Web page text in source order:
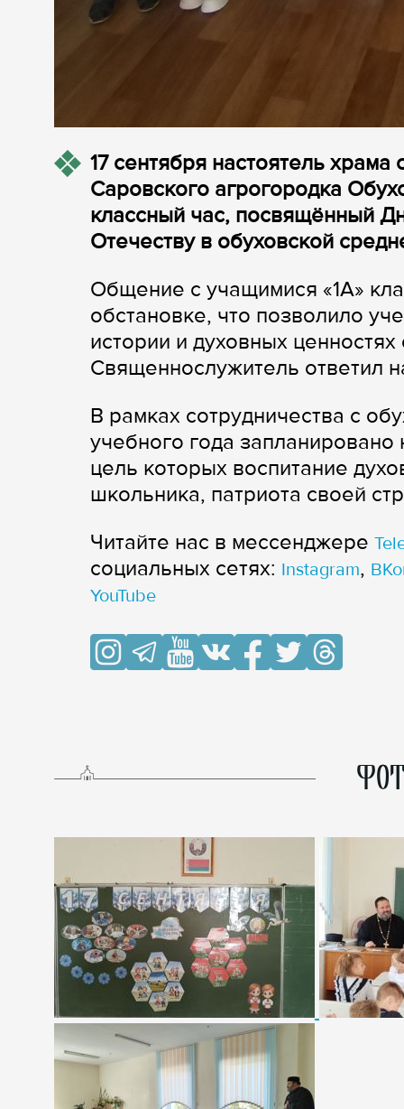
17 сентября настоятель
Саровского агрогородка
классный час, посвящённый
Отечеству в обуховской
Общение с учащимися «1А»
обстановке, что позволило
истории и духовных
Священнослужитель ответил
В рамках сотрудничества с
учебного года
цель которых воспитание
школьника, патриота своей
Читайте нас в мессенджере
cоциальных сетях: Instagram,
YouTube